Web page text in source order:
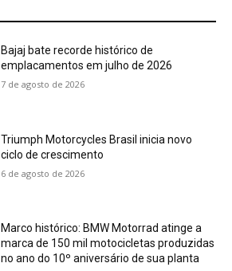
Bajaj bate recorde histórico de
emplacamentos em julho de 2026
7 de agosto de 2026
Triumph Motorcycles Brasil inicia novo
ciclo de crescimento
6 de agosto de 2026
Marco histórico: BMW Motorrad atinge a
marca de 150 mil motocicletas produzidas
no ano do 10º aniversário de sua planta